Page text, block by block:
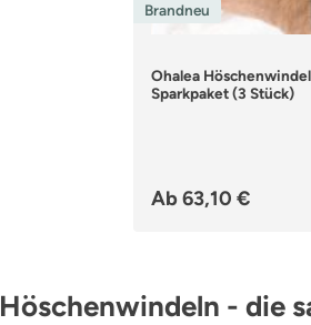
Brandneu
Ohalea
Sparkpaket (3 Stück)
Ab63,10 €
Höschenwindeln - die